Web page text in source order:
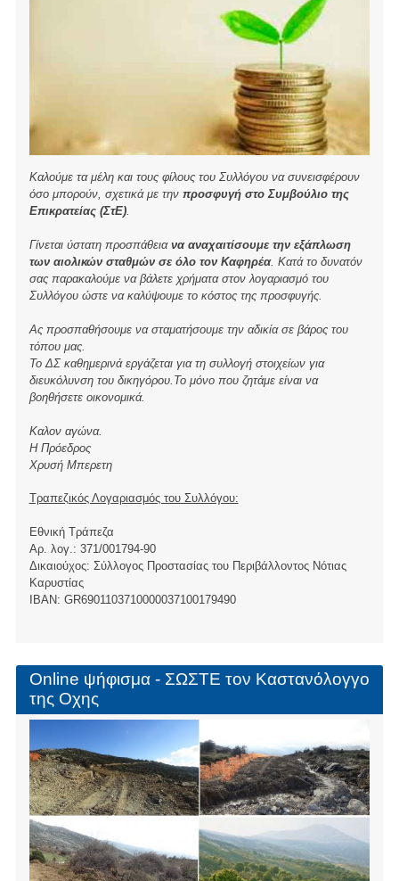
Καλούμε τα μέλη και τους φίλους του Συλλόγου να συνεισφέρουν
όσο μπορούν, σχετικά με την προσφυγή στο Συμβούλιο της
Επικρατείας (ΣτΕ).
Γίνεται ύστατη προσπάθεια να αναχαιτίσουμε την εξάπλωση
των αιολικών σταθμών σε όλο τον Καφηρέα. Κατά το δυνατόν
σας παρακαλούμε να βάλετε χρήματα στον λογαριασμό του
Συλλόγου ώστε να καλύψουμε το κόστος της προσφυγής.
Ας προσπαθήσουμε να σταματήσουμε την αδικία σε βάρος του
τόπου μας.
Το ΔΣ καθημερινά εργάζεται για τη συλλογή στοιχείων για
διευκόλυνση του δικηγόρου.Το μόνο που ζητάμε είναι να
βοηθήσετε οικονομικά.
Καλον αγώνα.
Η Πρόεδρος
Χρυσή Μπερετη
Τραπεζικός Λογαριασμός του Συλλόγου:
Εθνική Τράπεζα
Αρ. λογ.: 371/001794-90
Δικαιούχος: Σύλλογος Προστασίας του Περιβάλλοντος Νότιας
Καρυστίας
ΙBAN: GR6901103710000037100179490
Online ψήφισμα - ΣΩΣΤΕ τον Καστανόλογγο
της Οχης